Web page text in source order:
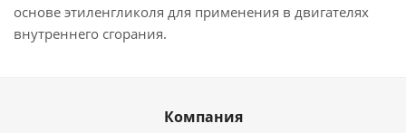
основе этиленгликоля для применения в двигателях
внутреннего сгорания.
Компания